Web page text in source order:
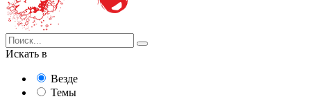
Искать в
Везде
Темы